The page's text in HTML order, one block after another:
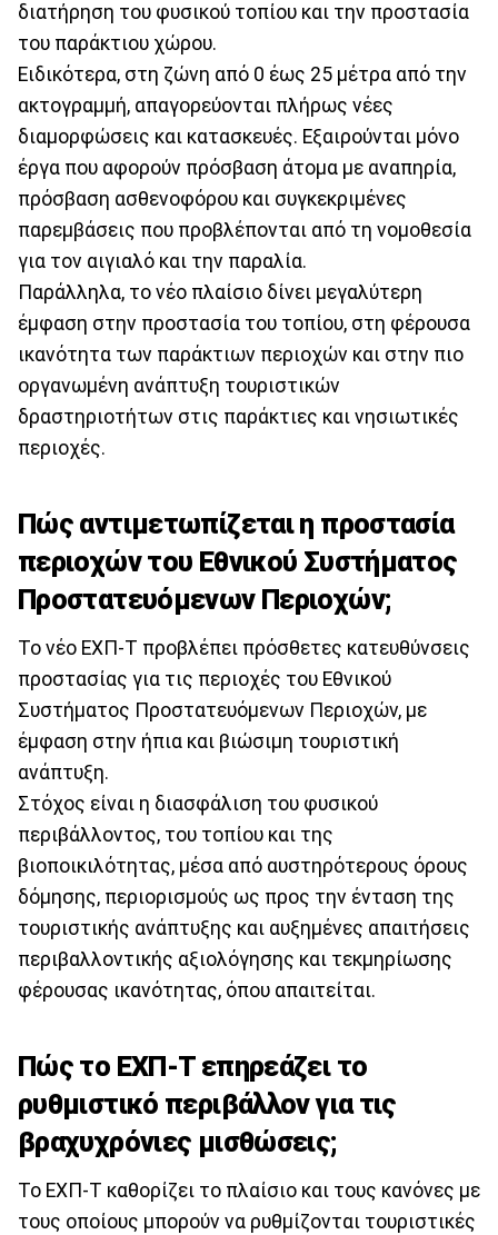
διατήρηση του φυσικού τοπίου και την προστασία
του παράκτιου χώρου.
Ειδικότερα, στη ζώνη από 0 έως 25 μέτρα από την
ακτογραμμή, απαγορεύονται πλήρως νέες
διαμορφώσεις και κατασκευές. Εξαιρούνται μόνο
έργα που αφορούν πρόσβαση άτομα με αναπηρία,
πρόσβαση ασθενοφόρου και συγκεκριμένες
παρεμβάσεις που προβλέπονται από τη νομοθεσία
για τον αιγιαλό και την παραλία.
Παράλληλα, το νέο πλαίσιο δίνει μεγαλύτερη
έμφαση στην προστασία του τοπίου, στη φέρουσα
ικανότητα των παράκτιων περιοχών και στην πιο
οργανωμένη ανάπτυξη τουριστικών
δραστηριοτήτων στις παράκτιες και νησιωτικές
περιοχές.
Πώς αντιμετωπίζεται η προστασία
περιοχών του Εθνικού Συστήματος
Προστατευόμενων Περιοχών;
Το νέο ΕΧΠ-Τ προβλέπει πρόσθετες κατευθύνσεις
προστασίας για τις περιοχές του Εθνικού
Συστήματος Προστατευόμενων Περιοχών, με
έμφαση στην ήπια και βιώσιμη τουριστική
ανάπτυξη.
Στόχος είναι η διασφάλιση του φυσικού
περιβάλλοντος, του τοπίου και της
βιοποικιλότητας, μέσα από αυστηρότερους όρους
δόμησης, περιορισμούς ως προς την ένταση της
τουριστικής ανάπτυξης και αυξημένες απαιτήσεις
περιβαλλοντικής αξιολόγησης και τεκμηρίωσης
φέρουσας ικανότητας, όπου απαιτείται.
Πώς το ΕΧΠ-Τ επηρεάζει το
ρυθμιστικό περιβάλλον για τις
βραχυχρόνιες μισθώσεις;
Το ΕΧΠ-Τ καθορίζει το πλαίσιο και τους κανόνες με
τους οποίους μπορούν να ρυθμίζονται τουριστικές